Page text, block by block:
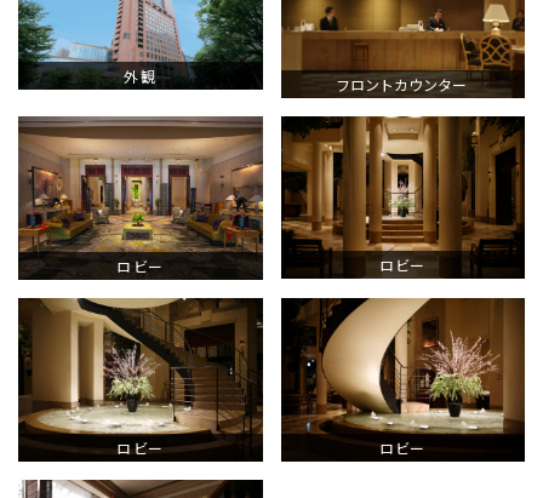
HOME
ホテルのコンセプト
宿泊
レストラン＆バー
ウエディング
外観 フロントカウンター
ロビー ロビー
ロビー ロビー